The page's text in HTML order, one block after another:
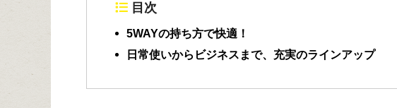
目次
5WAYの持ち方で快適！
日常使いからビジネスまで、充実のラインアップ